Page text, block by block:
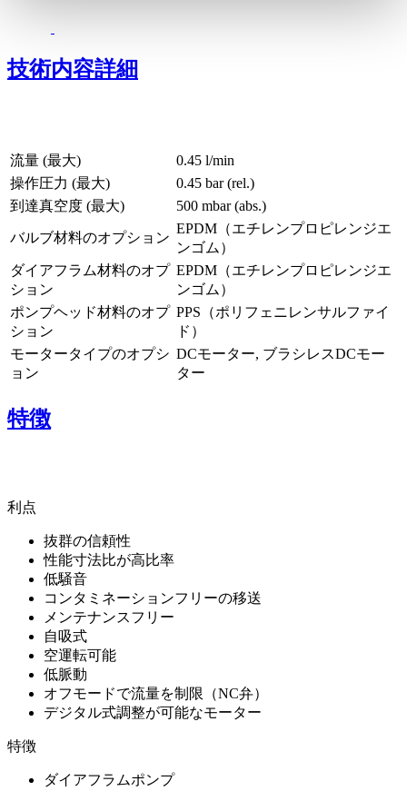
技術内容詳細
流量 (最大)
0.45 l/min
操作圧力 (最大)
0.45 bar (rel.)
到達真空度 (最大)
500 mbar (abs.)
バルブ材料のオプション
EPDM（エチレンプロピレンジエ
ンゴム）
ダイアフラム材料のオプ
ション
EPDM（エチレンプロピレンジエ
ンゴム）
ポンプヘッド材料のオプ
ション
PPS（ポリフェニレンサルファイ
ド）
モータータイプのオプシ
ョン
DCモーター, ブラシレスDCモー
ター
特徴
利点
抜群の信頼性
性能寸法比が高比率
低騒音
コンタミネーションフリーの移送
メンテナンスフリー
自吸式
空運転可能
低脈動
オフモードで流量を制限（NC弁）
デジタル式調整が可能なモーター
特徴
ダイアフラムポンプ